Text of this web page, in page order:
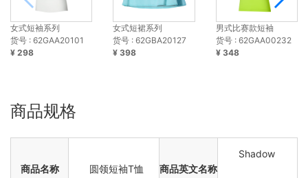
女式短袖系列
货号 : 62GAA20101
¥ 298
女式短裙系列
货号 : 62GBA20127
¥ 398
男式比赛款短袖
货号 : 62GAA00232
¥ 348
商品规格
商品名称 圆领短袖T恤 商品英文名称
Shadow